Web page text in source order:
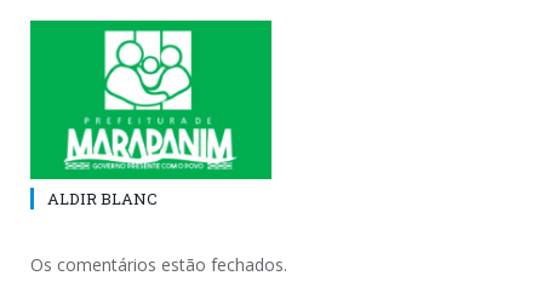
ALDIR BLANC
Os comentários estão fechados.